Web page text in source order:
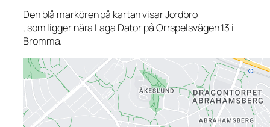
Den blå markören på kartan visar Jordbro
, som ligger nära Laga Dator på Orrspelsvägen 13 i
Bromma.